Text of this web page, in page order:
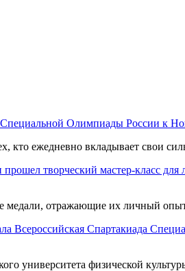
кто ежедневно вкладывает свои
медали, отражающие их личный
университета физической